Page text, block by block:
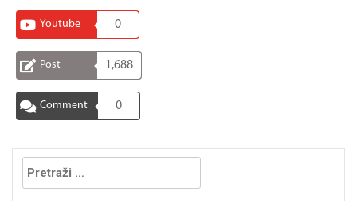
Youtube 0
Post 1,688
Comment 0
Pretraga: